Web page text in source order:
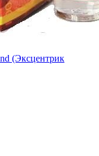
(Эксцентрик